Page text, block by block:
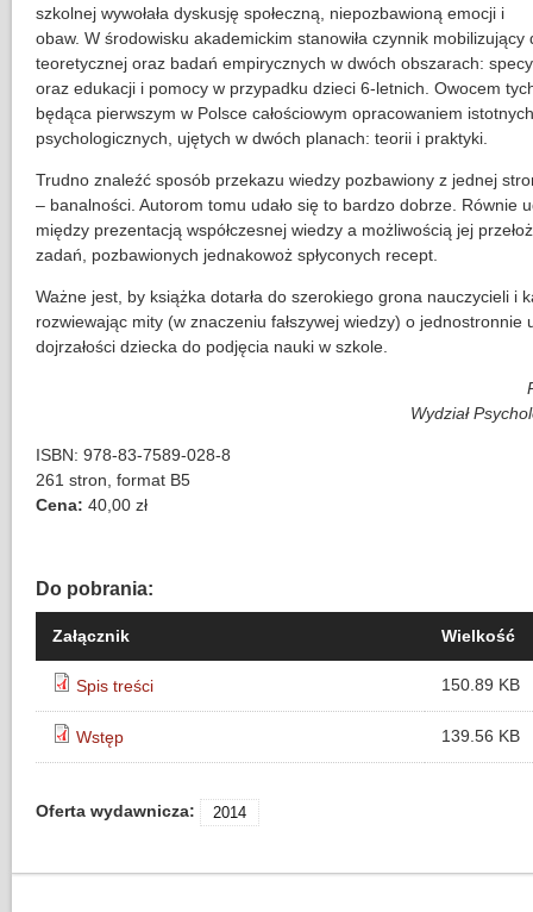
szkolnej wywołała dyskusję społeczną, niepozbawioną emocji i
obaw. W środowisku akademickim stanowiła czynnik
teoretycznej oraz badań empirycznych w dwóch obszarach:
oraz edukacji i pomocy w przypadku dzieci 6-letnich. Owocem
będąca pierwszym w Polsce całościowym opracowaniem
psychologicznych, ujętych w dwóch planach: teorii i praktyki.
Trudno znaleźć sposób przekazu wiedzy pozbawiony z jednej
– banalności. Autorom tomu udało się to bardzo dobrze. Równie
między prezentacją współczesnej wiedzy a możliwością jej
zadań, pozbawionych jednakowoż spłyconych recept.
Ważne jest, by książka dotarła do szerokiego grona nauczycieli i
rozwiewając mity (w znaczeniu fałszywej wiedzy) o jednostronnie
dojrzałości dziecka do podjęcia nauki w szkole.
Wydział
ISBN: 978-83-7589-028-8
261 stron, format B5
Cena: 40,00 zł
Do pobrania:
Załącznik Wielkość
Spis treści 150.89 KB
Wstęp 139.56 KB
Oferta wydawnicza: 2014